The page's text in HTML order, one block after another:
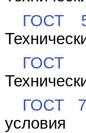
ГОСТ
ГОСТ
ГОСТ
условия